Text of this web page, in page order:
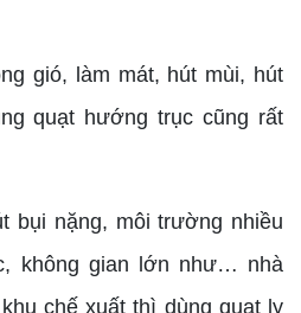
gió, làm mát, hút mùi, hút
quạt hướng trục cũng rất
bụi nặng, môi trường nhiều
không gian lớn như… nhà
chế xuất thì dùng quạt ly